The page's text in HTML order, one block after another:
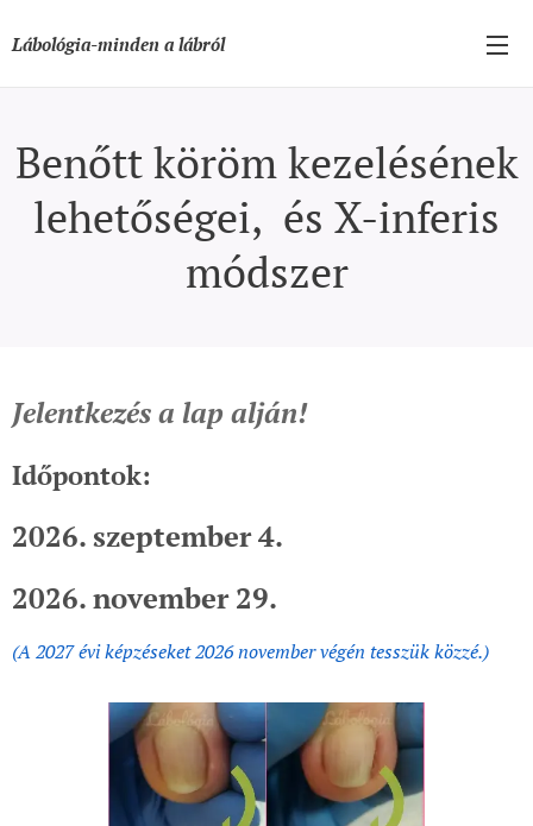
Lábológia-minden a lábról
Benőtt köröm kezelésének
lehetőségei, és X-inferis
módszer
Jelentkezés a lap alján!
Időpontok:
2026. szeptember 4.
2026. november 29.
(A 2027 évi képzéseket 2026 november végén tesszük közzé.)